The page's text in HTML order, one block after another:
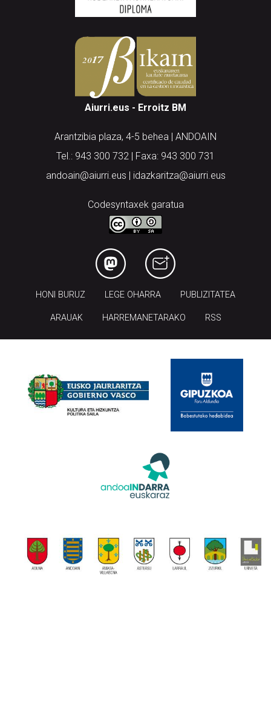
Aiurri.eus - Erroitz BM
Arantzibia plaza, 4-5 behea | ANDOAIN
Tel.: 943 300 732 | Faxa: 943 300 731
andoain@aiurri.eus | idazkaritza@aiurri.eus
Codesyntaxek garatua
HONI BURUZ LEGE OHARRA PUBLIZITATEA
ARAUAK HARREMANETARAKO RSS